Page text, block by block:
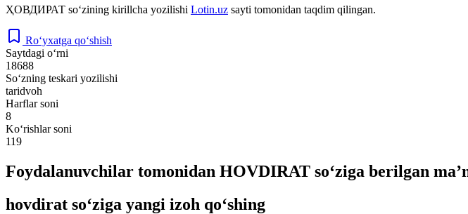
ҲОВДИРАТ so‘zining kirillcha yozilishi Lotin.uz sayti tomonidan taqdim qilingan.
Ro‘yxatga qo‘shish
Saytdagi o‘rni
18688
So‘zning teskari yozilishi
taridvoh
Harflar soni
8
Ko‘rishlar soni
119
Foydalanuvchilar tomonidan HOVDIRAT so‘ziga berilgan
hovdirat so‘ziga yangi izoh qo‘shing